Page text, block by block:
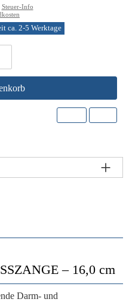
Steuer-Info
ca. 2-5 Werktage
– 16,0 cm
Darm- und